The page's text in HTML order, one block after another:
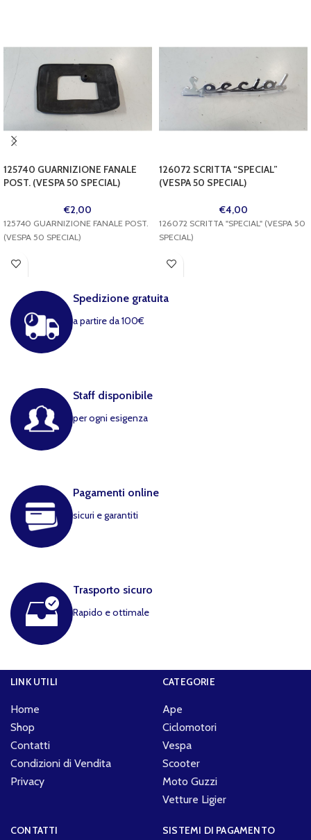
125740 GUARNIZIONE FANALE
POST. (VESPA 50 SPECIAL)
€2,00
125740 GUARNIZIONE FANALE POST.
(VESPA 50 SPECIAL)
126072 SCRITTA “SPECIAL”
(VESPA 50 SPECIAL)
€4,00
126072 SCRITTA "SPECIAL" (VESPA 50
SPECIAL)
Spedizione gratuita
a partire da 100€
Staff disponibile
per ogni esigenza
Pagamenti online
sicuri e garantiti
Trasporto sicuro
Rapido e ottimale
LINK UTILI
Home
Shop
Contatti
Condizioni di Vendita
Privacy
CATEGORIE
Ape
Ciclomotori
Vespa
Scooter
Moto Guzzi
Vetture Ligier
CONTATTI SISTEMI DI PAGAMENTO